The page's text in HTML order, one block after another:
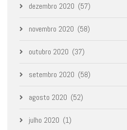
dezembro 2020 (57)
novembro 2020 (58)
outubro 2020 (37)
setembro 2020 (58)
agosto 2020 (52)
julho 2020 (1)